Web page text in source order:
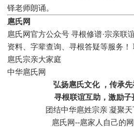
铎老师朗诵。
扈氏网
扈氏网官方公众号 寻根修谱·宗亲联
资料、字辈查询、寻根答疑等服务！
扈氏宗亲大家庭
中华扈氏网
弘扬扈氏文化 ，传承先
寻根联谊互助，激励子
团结中华扈姓宗亲 凝聚
扈氏网--扈家人自己的网